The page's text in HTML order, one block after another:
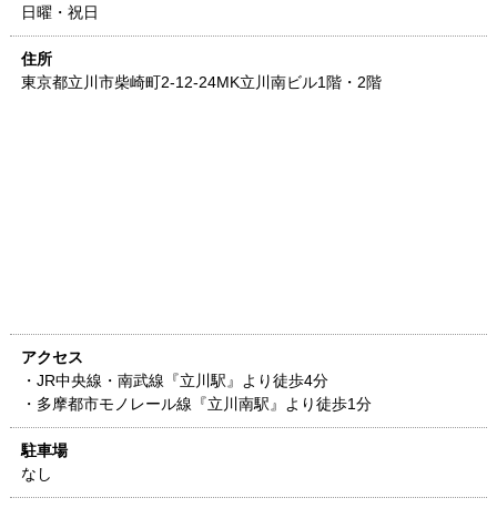
日曜・祝日
住所
東京都立川市柴崎町2-12-24MK立川南ビル1階・2階
アクセス
・JR中央線・南武線『立川駅』より徒歩4分
・多摩都市モノレール線『立川南駅』より徒歩1分
駐車場
なし